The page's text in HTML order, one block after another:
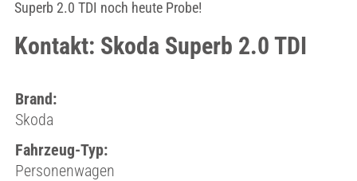
Superb 2.0 TDI noch heute Probe!
Kontakt: Skoda Superb 2.0 TDI
Brand:
Skoda
Fahrzeug-Typ:
Personenwagen